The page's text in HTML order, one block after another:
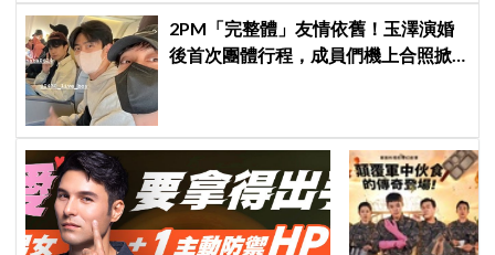
2PM「完整體」友情依舊！玉澤演婚
後首次團體行程，成員們機上合照掀